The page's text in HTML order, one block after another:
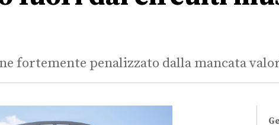
fortemente penalizzato dalla mancata